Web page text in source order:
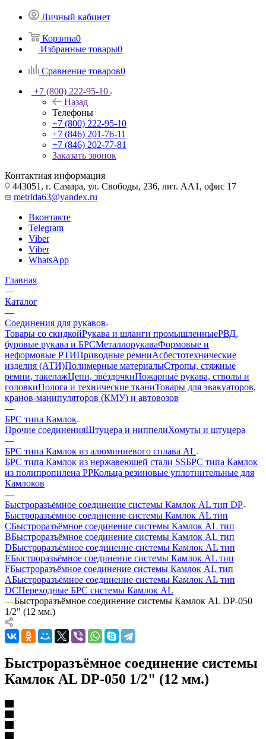
Личный кабинет
Корзина0
Избранные товары0
Сравнение товаров0
+7 (800) 222-95-10
Назад
Телефоны
+7 (800) 222-95-10
+7 (846) 201-76-11
+7 (846) 202-77-81
Заказать звонок
Контактная информация
443051, г. Самара, ул. Свободы, 236, лит. АА1, офис 17
metrida63@yandex.ru
Вконтакте
Telegram
Viber
Viber
WhatsApp
Главная
—
Каталог
—
Соединения для рукавов
Товары со скидкойРукава и шланги промышленныеРВД,
буровые рукава и БРСМеталлорукаваФормовые и
неформовые РТИПриводные ремниАсбестотехнические
изделия (АТИ)Полимерные материалыСтропы, стяжные
ремни, такелажЦепи, звёздочкиПожарные рукава, стволы и
головкиПолога и технические тканиТовары для эвакуаторов,
кранов-манипуляторов (КМУ) и автовозов
—
БРС типа Камлок
Прочие соединенияШтуцера и ниппелиХомуты и штуцера
—
БРС типа Камлок из алюминиевого сплава AL
БРС типа Камлок из нержавеющей стали SSБРС типа Камлок
из полипропилена PPКольца резиновые уплотнительные для
Камлоков
—
Быстроразъёмное соединение системы Камлок AL тип DP
Быстроразъёмное соединение системы Камлок AL тип
CБыстроразъёмное соединение системы Камлок AL тип
BБыстроразъёмное соединение системы Камлок AL тип
DБыстроразъёмное соединение системы Камлок AL тип
EБыстроразъёмное соединение системы Камлок AL тип
FБыстроразъёмное соединение системы Камлок AL тип
AБыстроразъёмное соединение системы Камлок AL тип
DCПереходные БРС системы Камлок AL
—Быстроразъёмное соединение системы Камлок AL DP-050
1/2" (12 мм.)
Быстроразъёмное соединение системы
Камлок AL DP-050 1/2" (12 мм.)